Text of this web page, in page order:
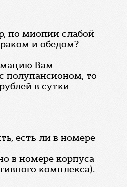
по миопии слабой
и обедом?
Вам
полупансионом, то
в сутки
есть ли в номере
в номере корпуса
комплекса).